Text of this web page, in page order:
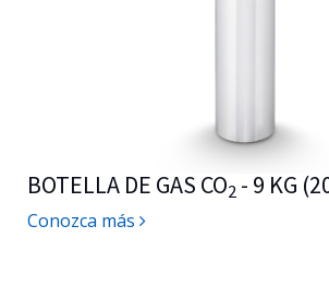
BOTELLA DE GAS CO2 - 9 KG
Conozca más